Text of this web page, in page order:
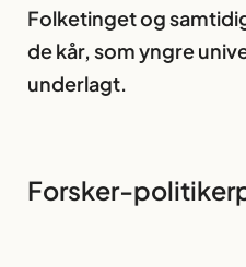
Folketinget og
de kår, som yngre
underlagt.
Forsker-